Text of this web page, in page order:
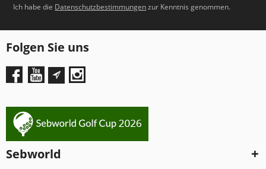
Ich habe die Datenschutzbestimmungenzur Kenntnis genommen.
Folgen Sie uns
Sebworld